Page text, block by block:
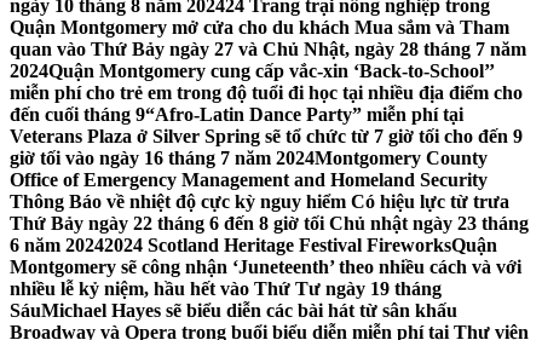
ngày 10 tháng 8 năm 202424 Trang trại nông nghiệp trong
Quận Montgomery mở cửa cho du khách Mua sắm và Tham
quan vào Thứ Bảy ngày 27 và Chủ Nhật, ngày 28 tháng 7 năm
2024Quận Montgomery cung cấp vắc-xin ‘Back-to-School’’
miễn phí cho trẻ em trong độ tuổi đi học tại nhiều địa điểm cho
đến cuối tháng 9“Afro-Latin Dance Party” miễn phí tại
Veterans Plaza ở Silver Spring sẽ tổ chức từ 7 giờ tối cho đến 9
giờ tối vào ngày 16 tháng 7 năm 2024Montgomery County
Office of Emergency Management and Homeland Security
Thông Báo về nhiệt độ cực kỳ nguy hiểm Có hiệu lực từ trưa
Thứ Bảy ngày 22 tháng 6 đến 8 giờ tối Chủ nhật ngày 23 tháng
6 năm 20242024 Scotland Heritage Festival FireworksQuận
Montgomery sẽ công nhận ‘Juneteenth’ theo nhiều cách và với
nhiều lễ kỷ niệm, hầu hết vào Thứ Tư ngày 19 tháng
SáuMichael Hayes sẽ biểu diễn các bài hát từ sân khấu
Broadway và Opera trong buổi biểu diễn miễn phí tại Thư viện